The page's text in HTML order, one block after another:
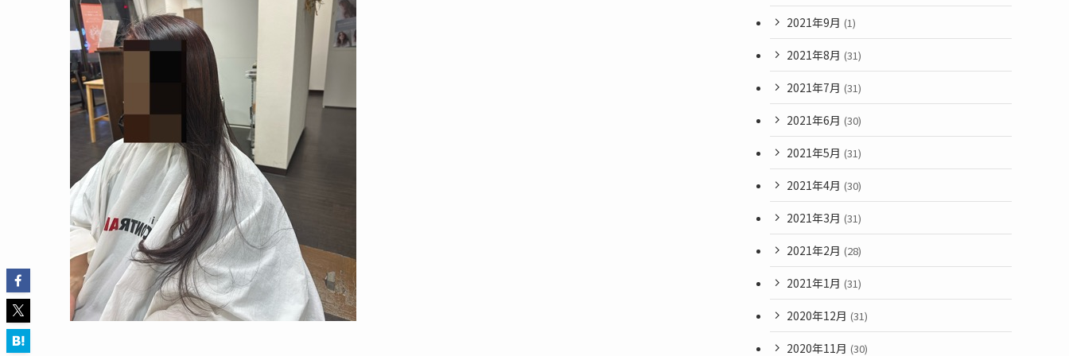
2021年9月 (1)
2021年8月 (31)
2021年7月 (31)
2021年6月 (30)
2021年5月 (31)
2021年4月 (30)
2021年3月 (31)
2021年2月 (28)
2021年1月 (31)
2020年12月 (31)
2020年11月 (30)